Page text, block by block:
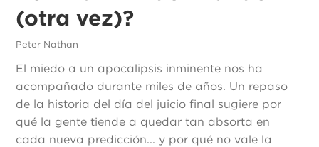
(otra vez)?
Peter Nathan
El miedo a un apocalipsis inminente nos ha
acompañado durante miles de años. Un repaso
de la historia del día del juicio final sugiere por
qué la gente tiende a quedar tan absorta en
cada nueva predicción... y por qué no vale la